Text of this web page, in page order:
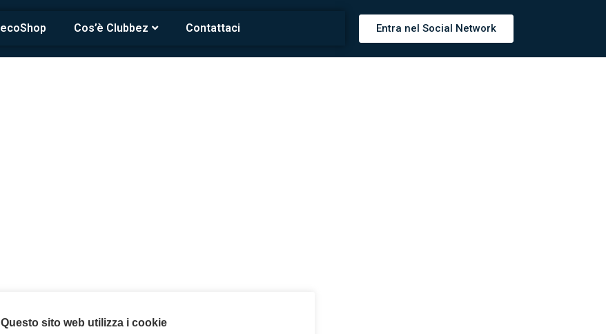
ecoShop Cos’è Clubbez Contattaci Entra nel Social Network
Questo sito web utilizza i cookie